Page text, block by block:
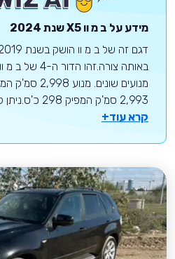
מידע על ב מ וו X5שנת 2024
2,993 סמ'ק המפיק 298 כ'ס.ניתן למצוא את הדגם רק
קרא עוד+